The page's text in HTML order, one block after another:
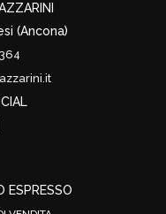
(Ancona)
ESPRESSO